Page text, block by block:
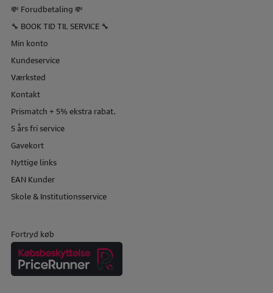
💸 Forudbetaling 💸
🔧 BOOK TID TIL SERVICE 🔧
Min konto
Kundeservice
Værksted
Kontakt
Prismatch + 5% ekstra rabat.
5 års fri service
Gavekort
Nyttige links
EAN Kunder
Skole & Institutionsservice
Fortryd køb